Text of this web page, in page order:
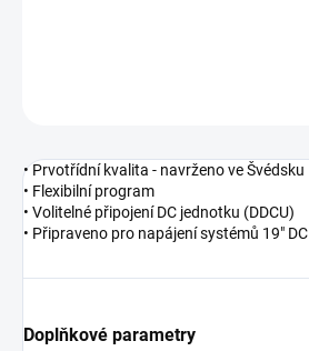
• Prvotřídní kvalita - navrženo ve Švédsku
• Flexibilní program
• Volitelné připojení DC jednotku (DDCU)
• Připraveno pro napájení systémů 19" DC
Doplňkové parametry